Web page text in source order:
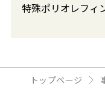
特殊ポリオレフィ
トップページ